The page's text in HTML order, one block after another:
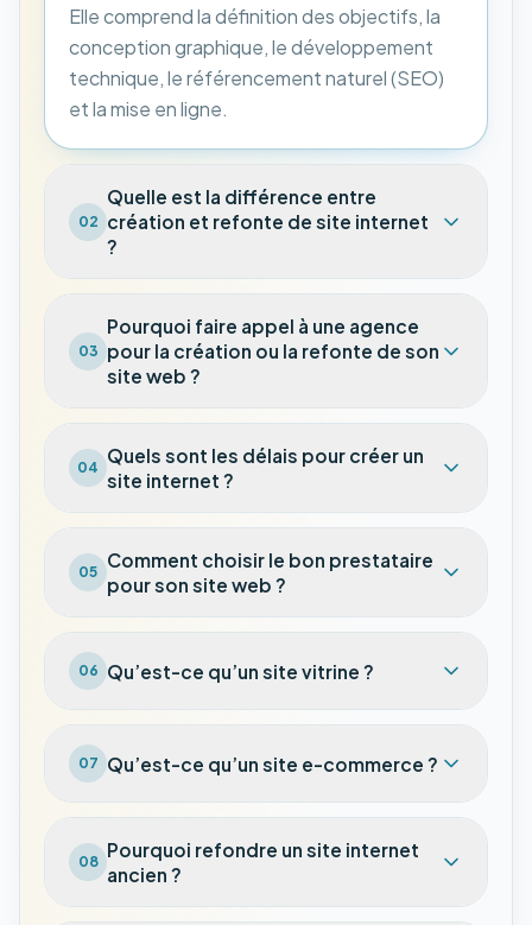
Elle comprend la définition des objectifs, la
conception graphique, le développement
technique, le référencement naturel (SEO)
et la mise en ligne.
02
Quelle est la différence entre
création et refonte de site internet
?
03
Pourquoi faire appel à une agence
pour la création ou la refonte de son
site web ?
04
Quels sont les délais pour créer un
site internet ?
05
Comment choisir le bon prestataire
pour son site web ?
06 Qu’est-ce qu’un site vitrine ?
07 Qu’est-ce qu’un site e-commerce ?
08
Pourquoi refondre un site internet
ancien ?